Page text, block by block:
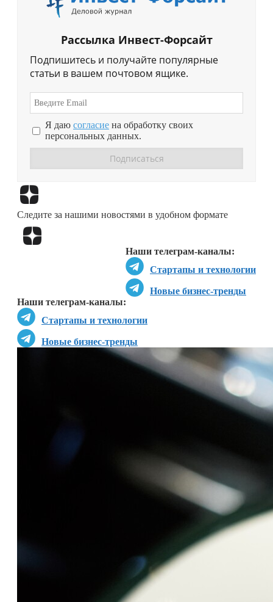
Рассылка Инвест-Форсайт
Подпишитесь и получайте популярные
статьи в вашем почтовом ящике.
Я даю согласие на обработку своих
персональных данных.
Следите за нашими новостями в удобном формате
Наши телеграм-каналы:
Стартапы и технологии
Новые бизнес-тренды
Наши телеграм-каналы:
Стартапы и технологии
Новые бизнес-тренды